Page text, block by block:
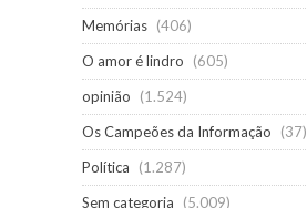
Memórias (406)
O amor é lindro
(605)
opinião
(1.524)
Os Campeões da Informação
(37)
Política
(1.287)
Sem categoria
(5.009)